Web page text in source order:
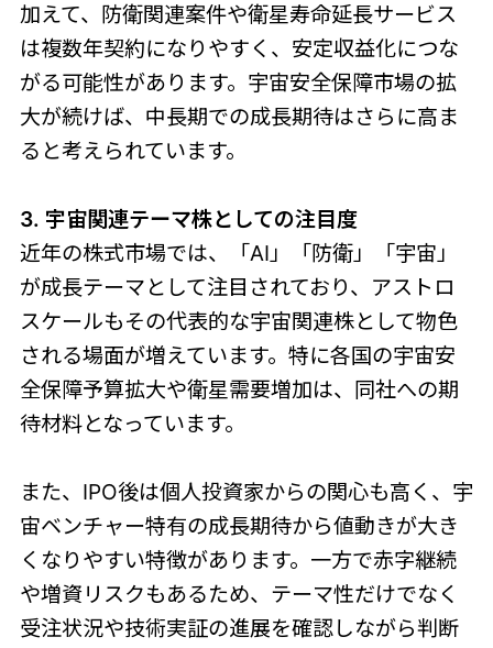
加えて、防衛関連案件や衛星寿命延長サービス
は複数年契約になりやすく、安定収益化につな
がる可能性があります。宇宙安全保障市場の拡
大が続けば、中長期での成長期待はさらに高ま
ると考えられています。
3. 宇宙関連テーマ株としての注目度
近年の株式市場では、「AI」「防衛」「宇宙」
が成長テーマとして注目されており、アストロ
スケールもその代表的な宇宙関連株として物色
される場面が増えています。特に各国の宇宙安
全保障予算拡大や衛星需要増加は、同社への期
待材料となっています。
また、IPO後は個人投資家からの関心も高く、宇
宙ベンチャー特有の成長期待から値動きが大き
くなりやすい特徴があります。一方で赤字継続
や増資リスクもあるため、テーマ性だけでなく
受注状況や技術実証の進展を確認しながら判断